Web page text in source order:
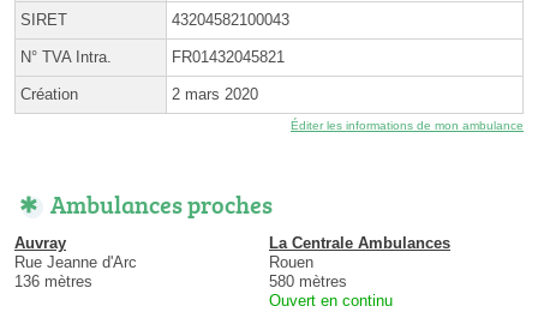
SIRET 43204582100043
N° TVA Intra. FR01432045821
Création 2 mars 2020
Éditer les informations de mon ambulance
Ambulances proches
Auvray
Rue Jeanne d'Arc
136 mètres
La Centrale Ambulances
Rouen
580 mètres
Ouvert en continu